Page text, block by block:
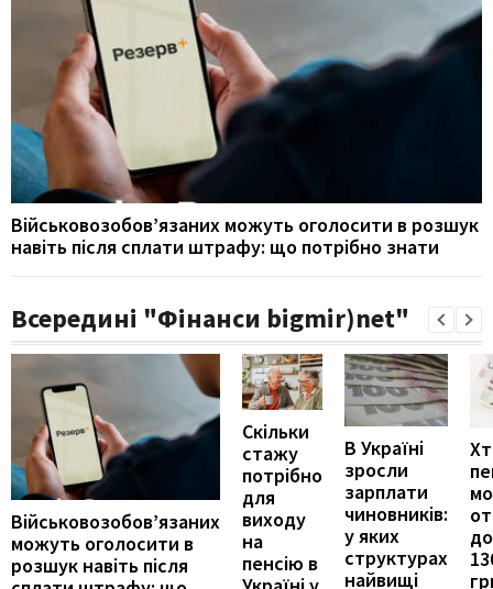
Військовозобов’язаних можуть оголосити в розшук
навіть після сплати штрафу: що потрібно знати
Всередині "Фінанси bigmir)net"
Військовозобов’язаних
можуть оголосити в
розшук навіть після
Скільки
стажу
потрібно
для
виходу
на
пенсію в
В Україні
зросли
зарплати
чиновників:
у яких
структурах
найвищі